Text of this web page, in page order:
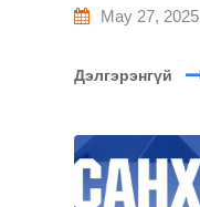
May 27, 2025
Дэлгэрэнгүй